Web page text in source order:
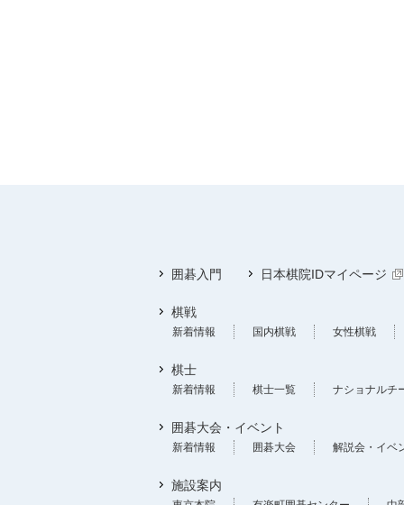
囲碁入門 日本棋院IDマイページ
棋戦
新着情報 国内棋戦 女性棋戦
棋士
新着情報 棋士一覧 ナショナルチ
囲碁大会・イベント
新着情報 囲碁大会 解説会・イベ
施設案内